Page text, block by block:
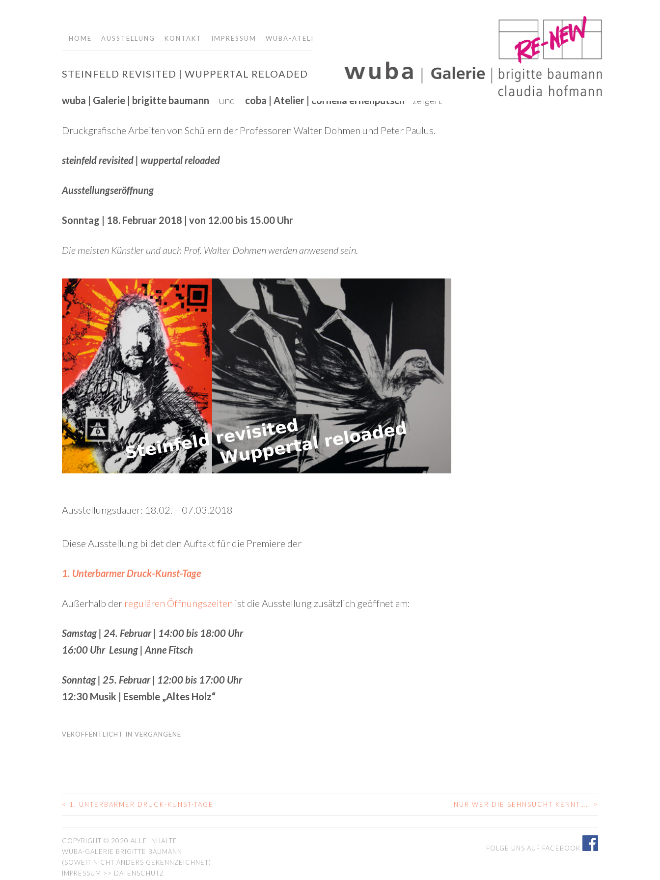
Inhalt
WUBA-
RE-NEW
HOME AUSSTELLUNG KONTAKT IMPRESSUM WUBA-ATELIER
STEINFELD REVISITED | WUPPERTAL RELOADED
wuba | Galerie | brigitte baumann und coba | Atelier | cornelia ernenputsch zeigen:
Druckgrafische Arbeiten von Schülern der Professoren Walter Dohmen und Peter Paulus.
steinfeld revisited | wuppertal reloaded
Ausstellungseröffnung
Sonntag | 18. Februar 2018 | von 12.00 bis 15.00 Uhr
Die meisten Künstler und auch Prof. Walter Dohmen werden anwesend sein.
Ausstellungsdauer: 18.02. – 07.03.2018
Diese Ausstellung bildet den Auftakt für die Premiere der
1. Unterbarmer Druck-Kunst-Tage
Außerhalb der regulären Öffnungszeiten ist die Ausstellung zusätzlich geöffnet am:
Samstag | 24. Februar | 14:00 bis 18:00 Uhr
16:00 Uhr Lesung | Anne Fitsch
Sonntag | 25. Februar | 12:00 bis 17:00 Uhr
12:30 Musik | Esemble „Altes Holz“
VERÖFFENTLICHT IN VERGANGENE
BEITRAGS-
NAVIGATION
< 1. UNTERBARMER DRUCK-KUNST-TAGE NUR WER DIE SEHNSUCHT KENNT….. >
FOLGE UNS AUF FACEBOOK
COPYRIGHT © 2020 ALLE INHALTE:
WUBA-GALERIE BRIGITTE BAUMANN
(SOWEIT NICHT ANDERS GEKENNZEICHNET)
IMPRESSUM >> DATENSCHUTZ